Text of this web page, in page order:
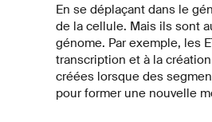
En se déplaçant dans le
de la cellule. Mais ils sont
génome. Par exemple, les
transcription et à la
créées lorsque des
pour former une nouvelle